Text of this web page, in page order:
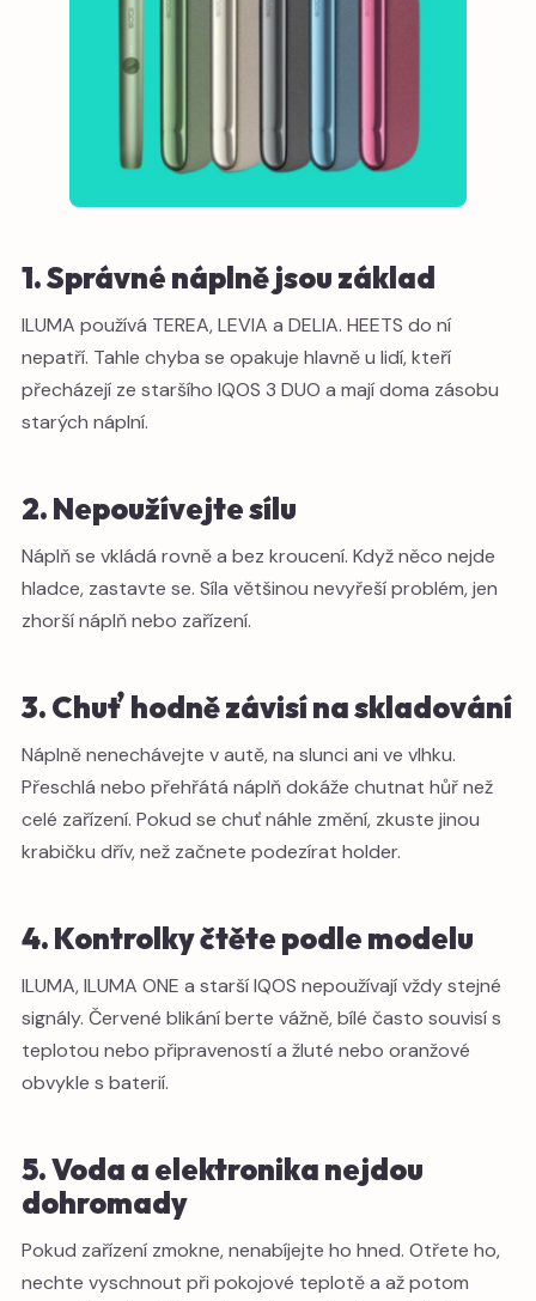
1. Správné náplně jsou základ
ILUMA používá TEREA, LEVIA a DELIA. HEETS do ní
nepatří. Tahle chyba se opakuje hlavně u lidí, kteří
přecházejí ze staršího IQOS 3 DUO a mají doma zásobu
starých náplní.
2. Nepoužívejte sílu
Náplň se vkládá rovně a bez kroucení. Když něco nejde
hladce, zastavte se. Síla většinou nevyřeší problém, jen
zhorší náplň nebo zařízení.
3. Chuť hodně závisí na skladování
Náplně nenechávejte v autě, na slunci ani ve vlhku.
Přeschlá nebo přehřátá náplň dokáže chutnat hůř než
celé zařízení. Pokud se chuť náhle změní, zkuste jinou
krabičku dřív, než začnete podezírat holder.
4. Kontrolky čtěte podle modelu
ILUMA, ILUMA ONE a starší IQOS nepoužívají vždy stejné
signály. Červené blikání berte vážně, bílé často souvisí s
teplotou nebo připraveností a žluté nebo oranžové
obvykle s baterií.
5. Voda a elektronika nejdou
dohromady
Pokud zařízení zmokne, nenabíjejte ho hned. Otřete ho,
nechte vyschnout při pokojové teplotě a až potom